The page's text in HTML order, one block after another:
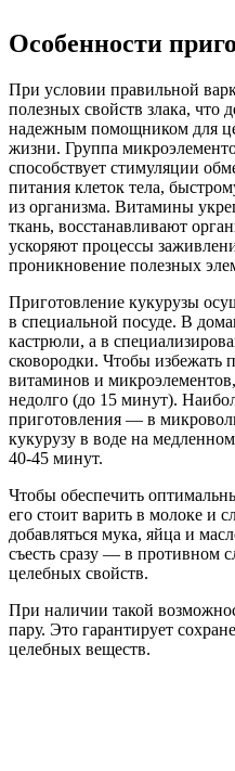
Особенности
При условии правильной
полезных свойств злака, что
надежным помощником для
жизни. Группа
способствует стимуляции
питания клеток тела,
из организма. Витамины
ткань, восстанавливают
ускоряют процессы
проникновение полезных
Приготовление кукурузы
в специальной посуде. В
кастрюли, а в
сковородки. Чтобы избежать
витаминов и
недолго (до 15 минут).
приготовления — в
кукурузу в воде на
40-45 минут.
Чтобы обеспечить
его стоит варить в молоке и
добавляться мука, яйца и
съесть сразу — в противном
целебных свойств.
При наличии такой
пару. Это гарантирует
целебных веществ.